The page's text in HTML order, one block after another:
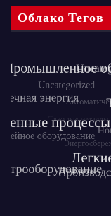
Облако Тегов